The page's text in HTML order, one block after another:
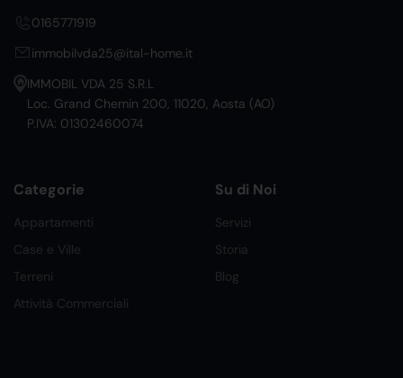
0165771919
immobilvda25@ital-home.it
IMMOBIL VDA 25 S.R.L
Loc. Grand Chemin 200, 11020, Aosta (AO)
P.IVA: 01302460074
Categorie
Appartamenti
Case e Ville
Terreni
Attività Commerciali
Su di Noi
Servizi
Storia
Blog